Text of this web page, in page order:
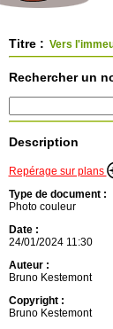
Titre : Vers
Rechercher un
Description
Repérage sur plans
Type de document :
Photo couleur
Date :
24/01/2024 11:30
Auteur :
Bruno Kestemont
Copyright :
Bruno Kestemont